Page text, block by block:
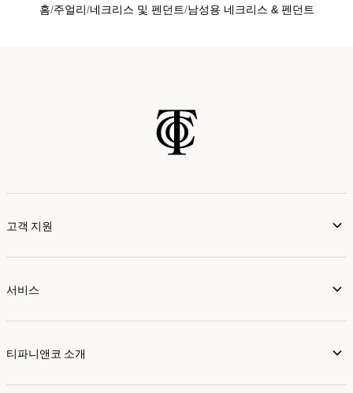
홈 주얼리 네크리스 및 펜던트 남성용 네크리스 & 펜던트
고객 지원
서비스
티파니앤코 소개